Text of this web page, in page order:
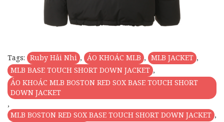
Tags: Ruby Hải Nhi , ÁO KHOÁC MLB , MLB JACKET ,
MLB BASE TOUCH SHORT DOWN JACKET ,
ÁO KHOÁC MLB BOSTON RED SOX BASE TOUCH SHORT
DOWN JACKET
,
MLB BOSTON RED SOX BASE TOUCH SHORT DOWN JACKET ,